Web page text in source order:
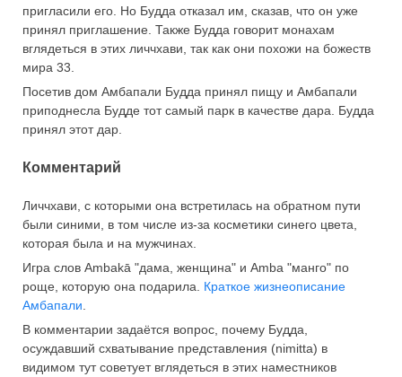
пригласили его. Но Будда отказал им, сказав, что он уже
принял приглашение. Также Будда говорит монахам
вглядеться в этих личчхави, так как они похожи на божеств
мира 33.
Посетив дом Амбапали Будда принял пищу и Амбапали
приподнесла Будде тот самый парк в качестве дара. Будда
принял этот дар.
Комментарий
Личчхави, с которыми она встретилась на обратном пути
были синими, в том числе из-за косметики синего цвета,
которая была и на мужчинах.
Игра слов Ambakā "дама, женщина" и Amba "манго" по
роще, которую она подарила. Краткое жизнеописание
Амбапали
В комментарии задаётся вопрос, почему Будда,
осуждавший схватывание представления (nimitta) в
видимом тут советует вглядеться в этих наместников